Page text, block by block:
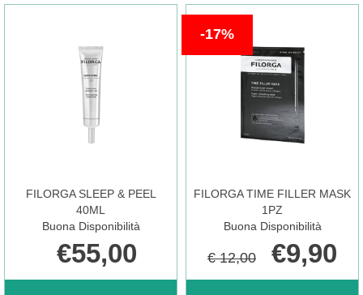
CARRELLO
FILORGA SLEEP & PEEL
40ML
Buona Disponibilità
€55,00
FILORGA TIME FILLER MASK
1PZ
Buona Disponibilità
17%
€ 12,00 €9,90